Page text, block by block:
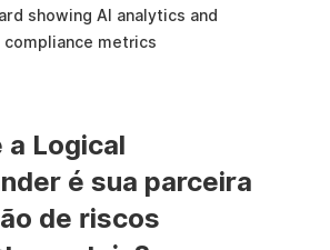
showing AI analytics and
compliance metrics
a Logical
é sua parceira
de riscos